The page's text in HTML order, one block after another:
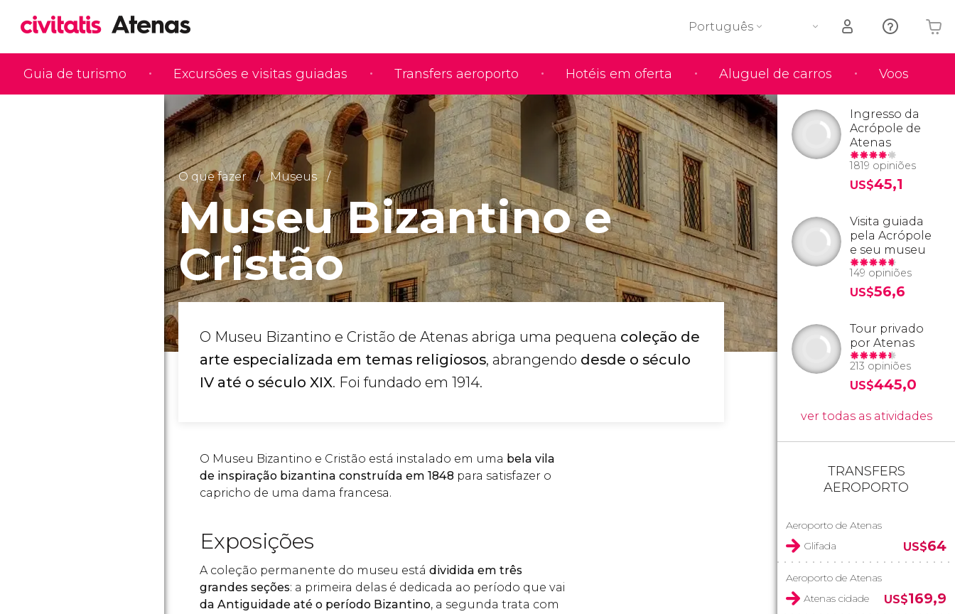
Guia de turismo Excursões e visitas guiadas Transfers aeroporto Hotéis em oferta Aluguel de carros Voos
Português
O seu carrinho está vazio
O que fazer Museus
Museu Bizantino e
Cristão
O Museu Bizantino e Cristão de Atenas abriga uma pequena coleção de
arte especializada em temas religiosos, abrangendo desde o século
IV até o século XIX. Foi fundado em 1914.
O Museu Bizantino e Cristão está instalado em uma bela vila
de inspiração bizantina construída em 1848 para satisfazer o
capricho de uma dama francesa.
Exposições
A coleção permanente do museu está dividida em três
grandes seções: a primeira delas é dedicada ao período que vai
da Antiguidade até o período Bizantino, a segunda trata com
Ingresso da
Acrópole de
Atenas
1819 opiniões
US$45,1
Visita guiada
pela Acrópole
e seu museu
149 opiniões
US$56,6
Tour privado
por Atenas
213 opiniões
US$445,0
ver todas as atividades
TRANSFERS
AEROPORTO
Aeroporto de Atenas
Glifada
US$64
Aeroporto de Atenas
Atenas cidade
US$169,9